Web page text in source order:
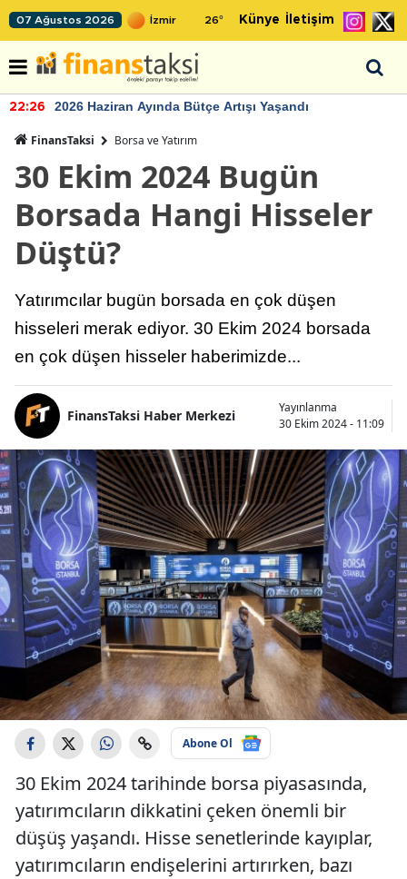
07 Ağustos 2026 26° Künye İletişim
22:26 2026 Haziran Ayında Bütçe Artışı Yaşandı
FinansTaksi Borsa ve Yatırım
30 Ekim 2024 Bugün
Borsada Hangi Hisseler
Düştü?
Yatırımcılar bugün borsada en çok düşen
hisseleri merak ediyor. 30 Ekim 2024 borsada
en çok düşen hisseler haberimizde...
FinansTaksi Haber Merkezi
Yayınlanma
30 Ekim 2024 - 11:09
Abone Ol
30 Ekim 2024 tarihinde borsa piyasasında,
yatırımcıların dikkatini çeken önemli bir
düşüş yaşandı. Hisse senetlerinde kayıplar,
yatırımcıların endişelerini artırırken, bazı